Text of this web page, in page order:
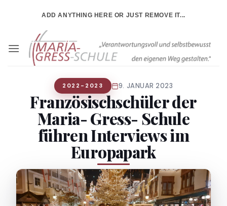
ADD ANYTHING HERE OR JUST REMOVE IT...
2022-2023 9. JANUAR 2023
Französischschüler der
Maria- Gress- Schule
führen Interviews im
Europapark